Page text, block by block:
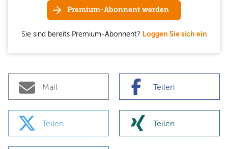
Premium-Abonnent werden
Sie sind bereits Premium-Abonnent? Loggen Sie sich ein
Mail Teilen
Teilen Teilen